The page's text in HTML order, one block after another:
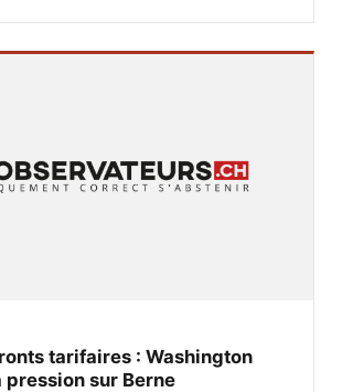
tarifaires : Washington
sur Berne